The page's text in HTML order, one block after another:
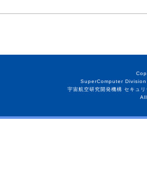
SuperComputer
宇宙航空研究開発機構 セキュ